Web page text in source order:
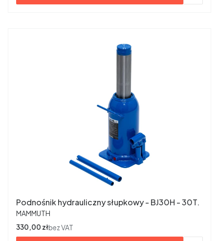
Podnośnik hydrauliczny słupkowy - BJ30H - 30T.
PRODUCENT
MAMMUTH
Cena
330,00 złbez VAT